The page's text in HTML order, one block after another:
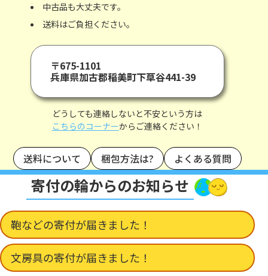
中古品も大丈夫です。
送料はご負担ください。
〒675-1101
兵庫県加古郡稲美町下草谷441-39
どうしても連絡しないと不安という方は
こちらのコーナーからご連絡ください！
送料について 梱包方法は? よくある質問
寄付の輪からのお知らせ
鞄などの寄付が届きました！
文房具の寄付が届きました！